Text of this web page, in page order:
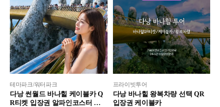
테마파크/워터파크
다낭 썬월드 바나힐 케이블카 Q
R티켓 입장권 알파인코스터 와
프라이빗투어
다낭 바나힐 왕복차량 선택 QR
입장권 케이블카